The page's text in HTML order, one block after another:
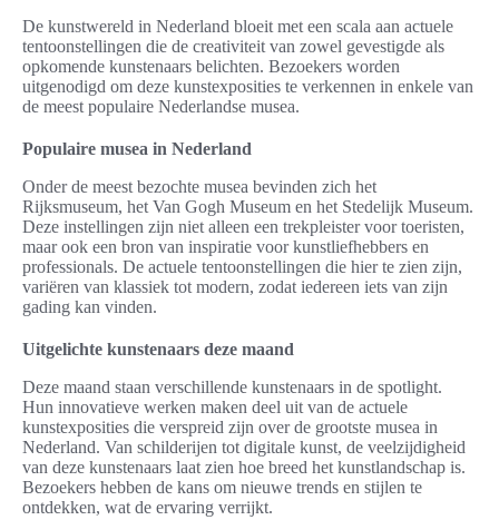
De kunstwereld in Nederland bloeit met een scala aan actuele
tentoonstellingen die de creativiteit van zowel gevestigde als
opkomende kunstenaars belichten. Bezoekers worden
uitgenodigd om deze kunstexposities te verkennen in enkele van
de meest populaire Nederlandse musea.
Populaire musea in Nederland
Onder de meest bezochte musea bevinden zich het
Rijksmuseum, het Van Gogh Museum en het Stedelijk Museum.
Deze instellingen zijn niet alleen een trekpleister voor toeristen,
maar ook een bron van inspiratie voor kunstliefhebbers en
professionals. De actuele tentoonstellingen die hier te zien zijn,
variëren van klassiek tot modern, zodat iedereen iets van zijn
gading kan vinden.
Uitgelichte kunstenaars deze maand
Deze maand staan verschillende kunstenaars in de spotlight.
Hun innovatieve werken maken deel uit van de actuele
kunstexposities die verspreid zijn over de grootste musea in
Nederland. Van schilderijen tot digitale kunst, de veelzijdigheid
van deze kunstenaars laat zien hoe breed het kunstlandschap is.
Bezoekers hebben de kans om nieuwe trends en stijlen te
ontdekken, wat de ervaring verrijkt.